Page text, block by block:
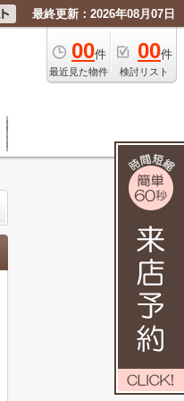
最終更新：2026年08月07日
00件
最近見た物件
00件
検討リスト